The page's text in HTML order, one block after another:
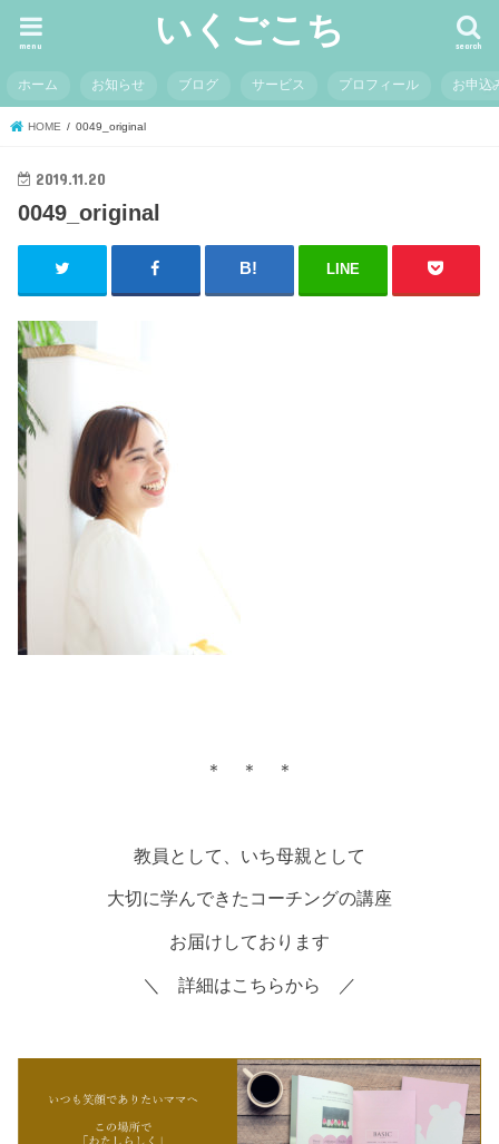
いくごこち search
menu
ホーム お知らせ ブログ サービス プロフィール お申込
HOME 0049_original
2019.11.20
0049_original
LINE
＊ ＊ ＊
教員として、いち母親として
大切に学んできたコーチングの講座
お届けしております
＼ 詳細はこちらから ／